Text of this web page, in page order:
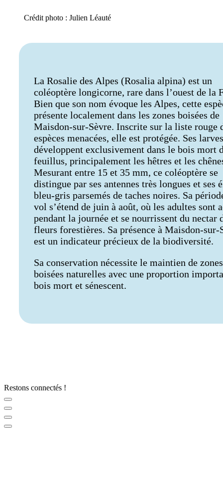
Crédit photo : Julien Léauté
La Rosalie des Alpes (Rosalia alpina) est un
coléoptère longicorne, rare dans l’ouest de la
Bien que son nom évoque les Alpes, cette
présente localement dans les zones boisées de
Maisdon-sur-Sèvre. Inscrite sur la liste rouge
espèces menacées, elle est protégée. Ses
développent exclusivement dans le bois mort
feuillus, principalement les hêtres et les
Mesurant entre 15 et 35 mm, ce coléoptère se
distingue par ses antennes très longues et ses
bleu-gris parsemés de taches noires. Sa
vol s’étend de juin à août, où les adultes sont
pendant la journée et se nourrissent du nectar
fleurs forestières. Sa présence à Maisdon-sur-
est un indicateur précieux de la biodiversité.
Sa conservation nécessite le maintien de zones
boisées naturelles avec une proportion
bois mort et sénescent.
Restons connectés !